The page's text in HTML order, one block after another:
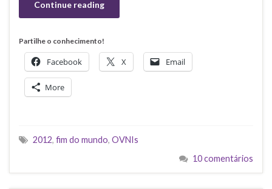
Continue reading
Partilhe o conhecimento!
Facebook X Email
More
2012, fim do mundo, OVNIs
10 comentários